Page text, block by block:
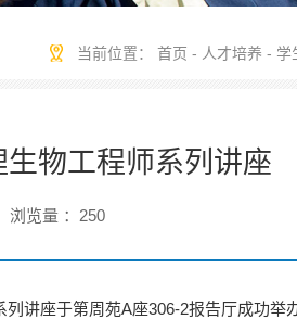
当前位置： 首页 - 人才培养 - 学
物工程师系列讲座
浏览量 ： 250
讲座于第周苑A座306-2报告厅成功举